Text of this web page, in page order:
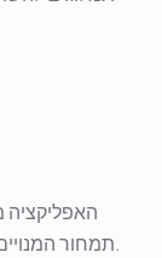
האפליקציה
תמחור המנויים והתכונות כפופים לשינויים בכפוף למתן הודעה.